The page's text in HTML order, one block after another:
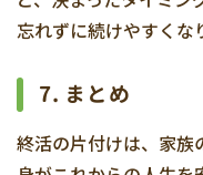
忘れずに続けやすくな
7. まとめ
終活の片付けは、家族